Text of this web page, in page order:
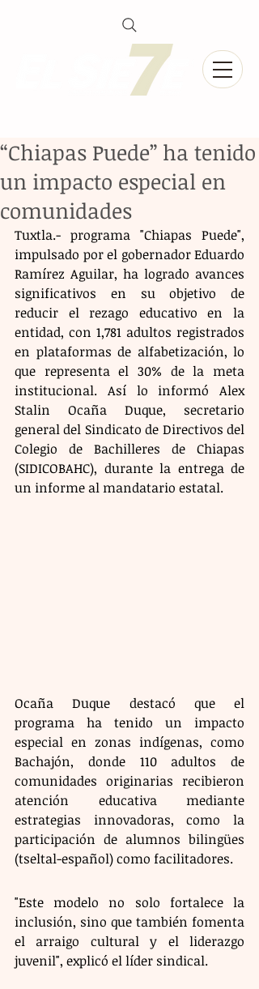
“Chiapas Puede” ha tenido
un impacto especial en
comunidades
Tuxtla.- programa "Chiapas Puede",
impulsado por el gobernador Eduardo
Ramírez Aguilar, ha logrado avances
significativos en su objetivo de
reducir el rezago educativo en la
entidad, con 1,781 adultos registrados
en plataformas de alfabetización, lo
que representa el 30% de la meta
institucional. Así lo informó Alex
Stalin Ocaña Duque, secretario
general del Sindicato de Directivos del
Colegio de Bachilleres de Chiapas
(SIDICOBAHC), durante la entrega de
un informe al mandatario estatal.
Ocaña Duque destacó que el
programa ha tenido un impacto
especial en zonas indígenas, como
Bachajón, donde 110 adultos de
comunidades originarias recibieron
atención educativa mediante
estrategias innovadoras, como la
participación de alumnos bilingües
(tseltal-español) como facilitadores.
"Este modelo no solo fortalece la
inclusión, sino que también fomenta
el arraigo cultural y el liderazgo
juvenil", explicó el líder sindical.